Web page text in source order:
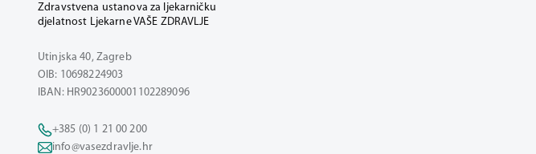
Zdravstvena ustanova za ljekarničku
djelatnost Ljekarne VAŠE ZDRAVLJE
Utinjska 40, Zagreb
OIB: 10698224903
IBAN: HR9023600001102289096
+385 (0) 1 21 00 200
info@vasezdravlje.hr